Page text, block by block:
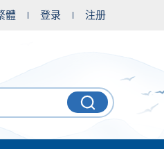
體 登录 注册